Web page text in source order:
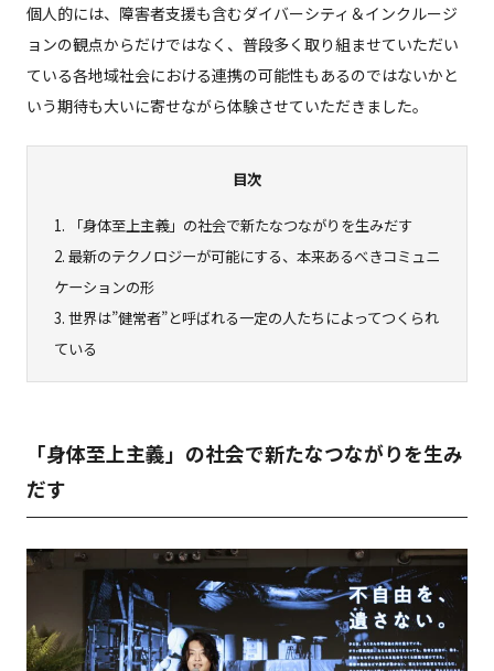
個人的には、障害者支援も含むダイバーシティ＆インクルージ
ョンの観点からだけではなく、普段多く取り組ませていただい
ている各地域社会における連携の可能性もあるのではないかと
いう期待も大いに寄せながら体験させていただきました。
目次
1. 「身体至上主義」の社会で新たなつながりを生みだす
2. 最新のテクノロジーが可能にする、本来あるべきコミュニ
ケーションの形
3. 世界は”健常者”と呼ばれる一定の人たちによってつくられ
ている
「身体至上主義」の社会で新たなつながりを生み
だす